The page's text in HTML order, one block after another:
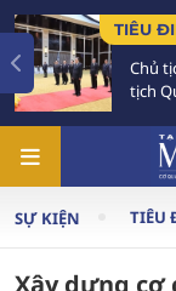
Trần Thanh Mẫn
SỰ KIỆN TIÊU
Xây dựng cơ